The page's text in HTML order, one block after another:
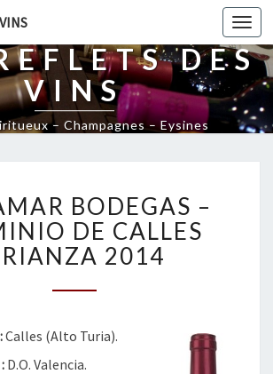
DES
VINS
– Champagnes – Eysines
E
G
A
M
O
D
BODEGAS –
DE CALLES
2014
Calles (Alto Turia).
D.O. Valencia.